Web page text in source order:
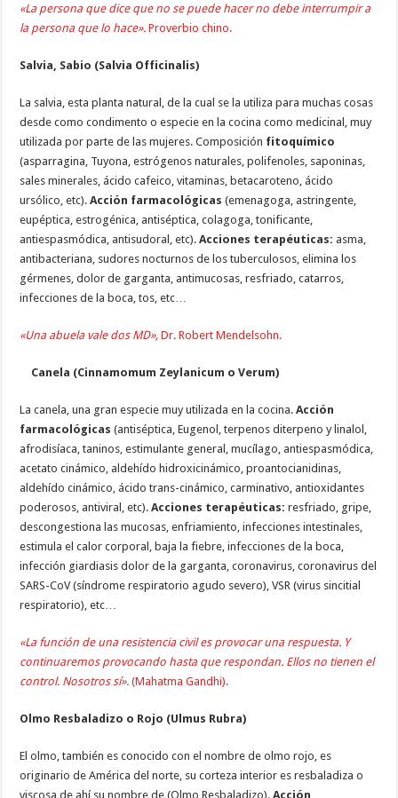
«La persona que dice que no se puede hacer no debe interrumpir a
la persona que lo hace». Proverbio chino.
Salvia, Sabio (Salvia Officinalis)
La salvia, esta planta natural, de la cual se la utiliza para muchas cosas
desde como condimento o especie en la cocina como medicinal, muy
utilizada por parte de las mujeres. Composición fitoquímico
(asparragina, Tuyona, estrógenos naturales, polifenoles, saponinas,
sales minerales, ácido cafeico, vitaminas, betacaroteno, ácido
ursólico, etc).Acción farmacológicas (emenagoga, astringente,
eupéptica, estrogénica, antiséptica, colagoga, tonificante,
antiespasmódica, antisudoral, etc).Acciones terapéuticas: asma,
antibacteriana, sudores nocturnos de los tuberculosos, elimina los
gérmenes, dolor de garganta, antimucosas, resfriado, catarros,
infecciones de la boca, tos, etc…
«Una abuela vale dos MD», Dr. Robert Mendelsohn.
Canela (Cinnamomum Zeylanicum o Verum)
La canela, una gran especie muy utilizada en la cocina.Acción
farmacológicas (antiséptica, Eugenol, terpenos diterpeno y linalol,
afrodisíaca, taninos, estimulante general, mucílago, antiespasmódica,
acetato cinámico, aldehído hidroxicinámico, proantocianidinas,
aldehído cinámico, ácido trans-cinámico, carminativo, antioxidantes
poderosos, antiviral, etc).Acciones terapéuticas: resfriado, gripe,
descongestiona las mucosas, enfriamiento, infecciones intestinales,
estimula el calor corporal, baja la fiebre, infecciones de la boca,
infección giardiasis dolor de la garganta, coronavirus, coronavirus del
SARS-CoV (síndrome respiratorio agudo severo), VSR (virus sincitial
respiratorio), etc…
«La función de una resistencia civil es provocar una respuesta. Y
continuaremos provocando hasta que respondan. Ellos no tienen el
control. Nosotros sí». (Mahatma Gandhi).
Olmo Resbaladizo o Rojo (Ulmus Rubra)
El olmo, también es conocido con el nombre de olmo rojo, es
originario de América del norte, su corteza interior es resbaladiza o
viscosa de ahí su nombre de (Olmo Resbaladizo).Acción